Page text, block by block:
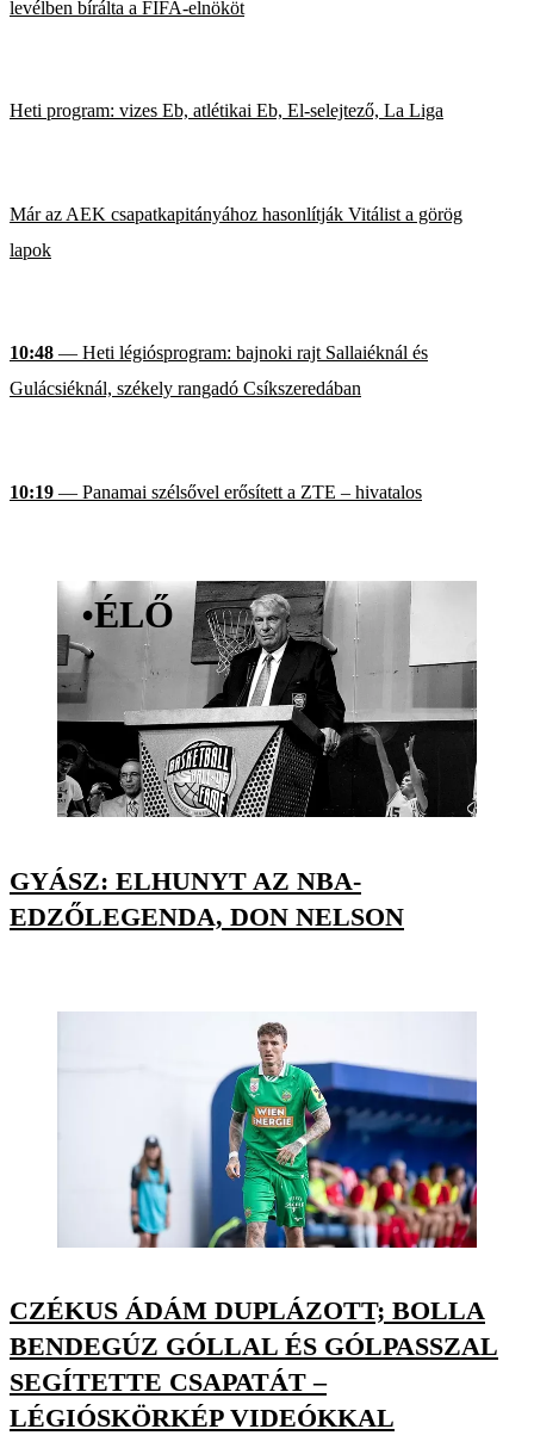
levélben bírálta a FIFA-elnököt
Heti program: vizes Eb, atlétikai Eb, El-selejtező, La Liga
Már az AEK csapatkapitányához hasonlítják Vitálist a görög
lapok
10:48 — Heti légiósprogram: bajnoki rajt Sallaiéknál és
Gulácsiéknál, székely rangadó Csíkszeredában
10:19 — Panamai szélsővel erősített a ZTE – hivatalos
•ÉLŐ
GYÁSZ: ELHUNYT AZ NBA-
EDZŐLEGENDA, DON NELSON
CZÉKUS ÁDÁM DUPLÁZOTT; BOLLA
BENDEGÚZ GÓLLAL ÉS GÓLPASSZAL
SEGÍTETTE CSAPATÁT –
LÉGIÓSKÖRKÉP VIDEÓKKAL